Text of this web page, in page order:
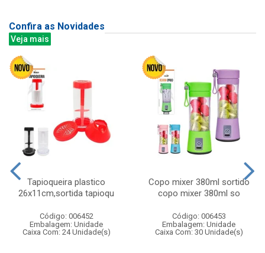
Confira as Novidades
Veja mais
Tapioqueira plastico
26x11cm,sortida tapioqu
Código: 006452
Embalagem: Unidade
Caixa Com: 24 Unidade(s)
Copo mixer 380ml sortido
copo mixer 380ml so
Código: 006453
Embalagem: Unidade
Caixa Com: 30 Unidade(s)